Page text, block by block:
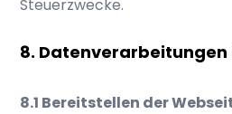
Steuerzwecke.
Datenverarbeitungen
Bereitstellen der